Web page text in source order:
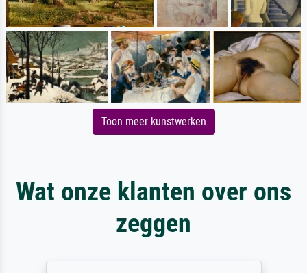
Toon meer kunstwerken
Wat onze klanten over ons
zeggen